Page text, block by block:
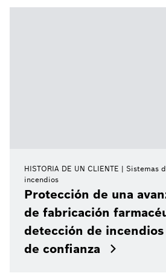
HISTORIA DE UN CLIENTE
Sistemas
incendios
Protección de una
de fabricación
detección de
de confianza